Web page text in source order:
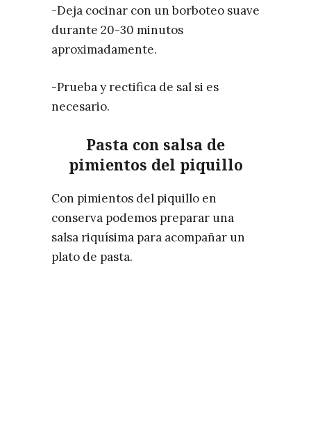
-Deja cocinar con un borboteo suave
durante 20-30 minutos
aproximadamente.
-Prueba y rectifica de sal si es
necesario.
Pasta con salsa de
pimientos del piquillo
Con pimientos del piquillo en
conserva podemos preparar una
salsa riquísima para acompañar un
plato de pasta.